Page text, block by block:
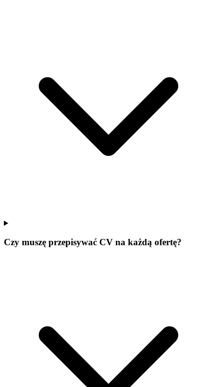
Czy muszę przepisywać CV na każdą ofertę?